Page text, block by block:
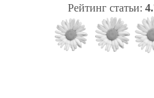
Рейтинг статьи: